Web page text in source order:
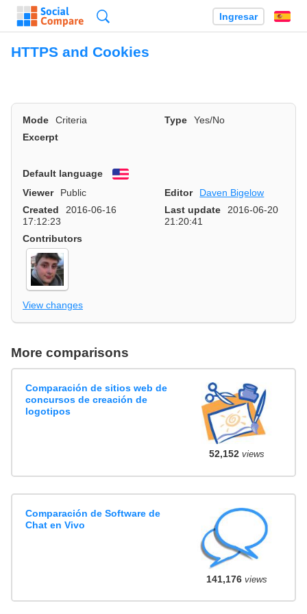
Ingresar
HTTPS and Cookies
Mode Criteria Type
Yes/No
Excerpt
Default language
English
Viewer
Public Editor
Daven Bigelow
Created
2016-06-16
17:12:23
Last update
2016-06-20
21:20:41
Contributors
View changes
More comparisons
Comparación de sitios web de
concursos de creación de
logotipos
52,152views
Comparación de Software de
Chat en Vivo
141,176views